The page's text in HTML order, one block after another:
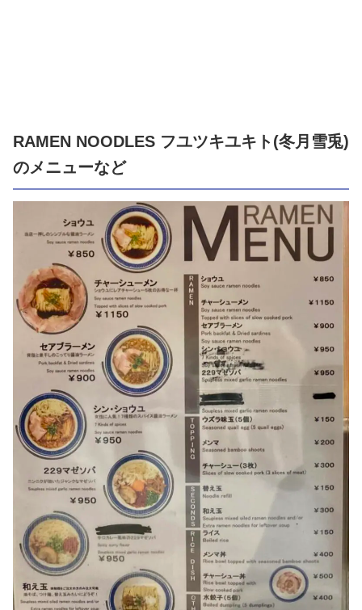
RAMEN NOODLES フユツキユキト(冬月雪兎)
のメニューなど